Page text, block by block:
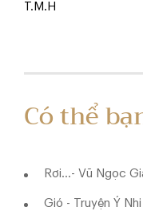
T.M.H
Có thể
Rơi...- Vũ Ngọc
Gió - Truyện Ý Nhi